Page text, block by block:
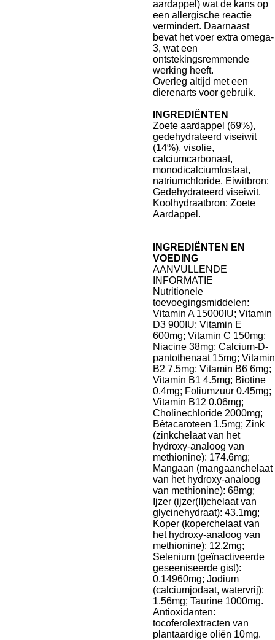
aardappel) wat de kans op
een allergische reactie
vermindert. Daarnaast
bevat het voer extra omega-
3, wat een
ontstekingsremmende
werking heeft.
Overleg altijd met een
dierenarts voor gebruik.
INGREDIËNTEN
Zoete aardappel (69%),
gedehydrateerd viseiwit
(14%), visolie,
calciumcarbonaat,
monodicalciumfosfaat,
natriumchloride. Eiwitbron:
Gedehydrateerd viseiwit.
Koolhydraatbron: Zoete
Aardappel.
INGREDIËNTEN EN
VOEDING
AANVULLENDE
INFORMATIE
Nutritionele
toevoegingsmiddelen:
Vitamin A 15000IU; Vitamin
D3 900IU; Vitamin E
600mg; Vitamin C 150mg;
Niacine 38mg; Calcium-D-
pantothenaat 15mg; Vitamin
B2 7.5mg; Vitamin B6 6mg;
Vitamin B1 4.5mg; Biotine
0.4mg; Foliumzuur 0.45mg;
Vitamin B12 0.06mg;
Cholinechloride 2000mg;
Bètacaroteen 1.5mg; Zink
(zinkchelaat van het
hydroxy-analoog van
methionine): 174.6mg;
Mangaan (mangaanchelaat
van het hydroxy-analoog
van methionine): 68mg;
Ijzer (ijzer(II)chelaat van
glycinehydraat): 43.1mg;
Koper (koperchelaat van
het hydroxy-analoog van
methionine): 12.2mg;
Selenium (geïnactiveerde
geseeniseerde gist):
0.14960mg; Jodium
(calciumjodaat, watervrij):
1.56mg; Taurine 1000mg.
Antioxidanten:
tocoferolextracten van
plantaardige oliën 10mg.